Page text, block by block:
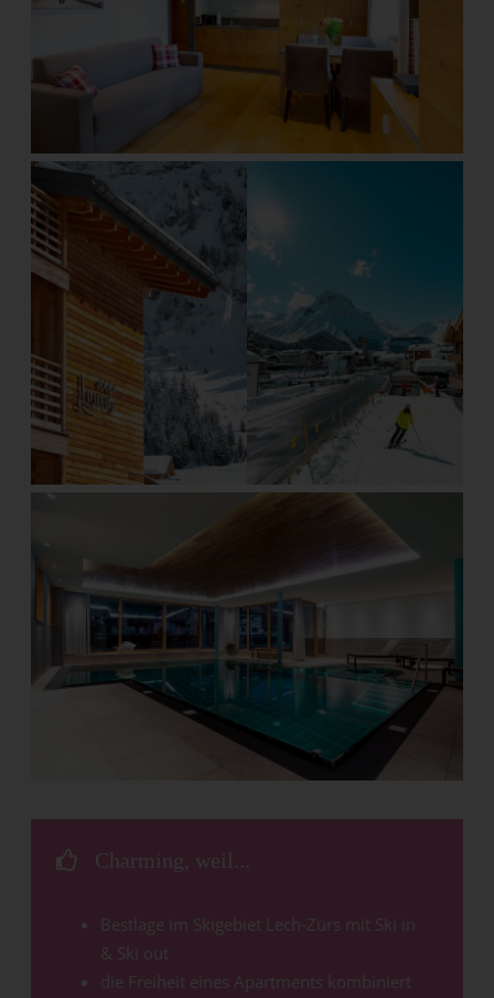
Charming, weil...
Bestlage im Skigebiet Lech-Zürs mit Ski in
& Ski out
die Freiheit eines Apartments kombiniert